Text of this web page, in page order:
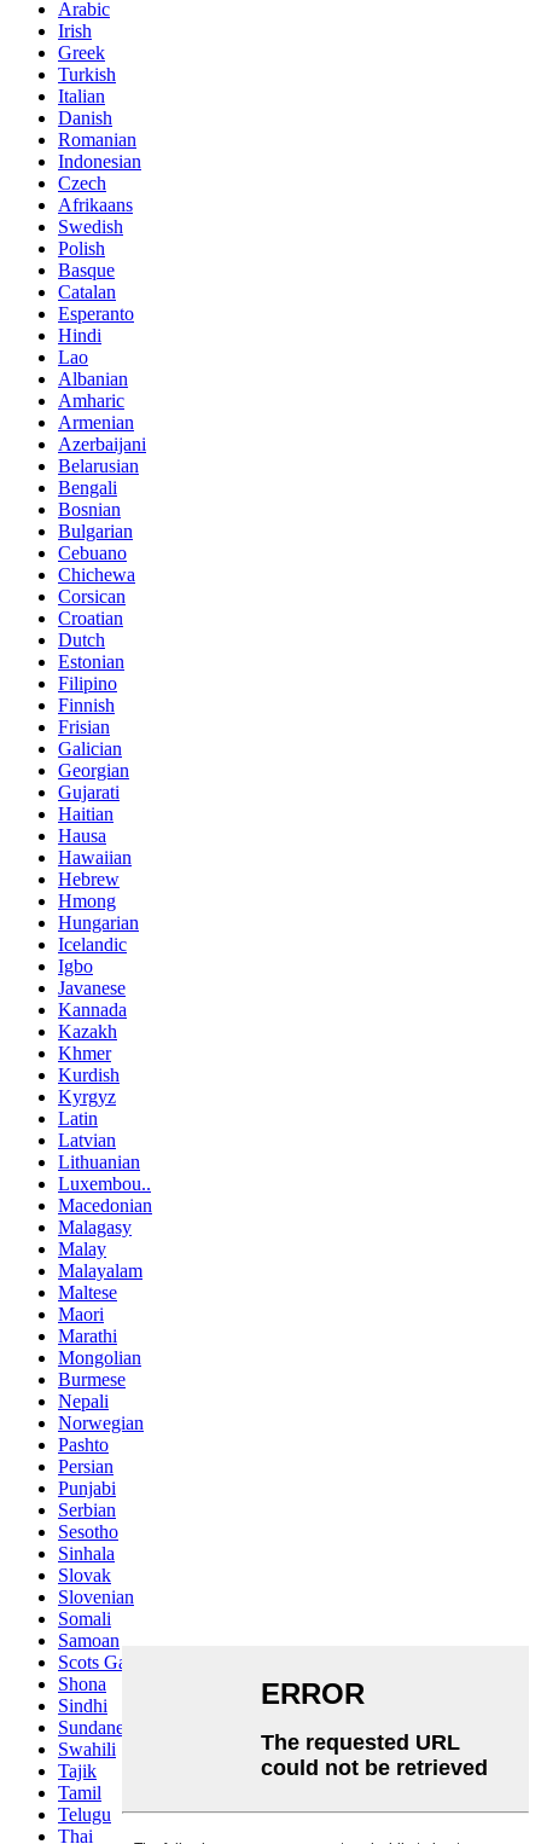
Arabic
Irish
Greek
Turkish
Italian
Danish
Romanian
Indonesian
Czech
Afrikaans
Swedish
Polish
Basque
Catalan
Esperanto
Hindi
Lao
Albanian
Amharic
Armenian
Azerbaijani
Belarusian
Bengali
Bosnian
Bulgarian
Cebuano
Chichewa
Corsican
Croatian
Dutch
Estonian
Filipino
Finnish
Frisian
Galician
Georgian
Gujarati
Haitian
Hausa
Hawaiian
Hebrew
Hmong
Hungarian
Icelandic
Igbo
Javanese
Kannada
Kazakh
Khmer
Kurdish
Kyrgyz
Latin
Latvian
Lithuanian
Luxembou..
Macedonian
Malagasy
Malay
Malayalam
Maltese
Maori
Marathi
Mongolian
Burmese
Nepali
Norwegian
Pashto
Persian
Punjabi
Serbian
Sesotho
Sinhala
Slovak
Slovenian
Somali
Samoan
Scots Gaelic
Shona
Sindhi
Sundanese
Swahili
Tajik
Tamil
Telugu
Thai